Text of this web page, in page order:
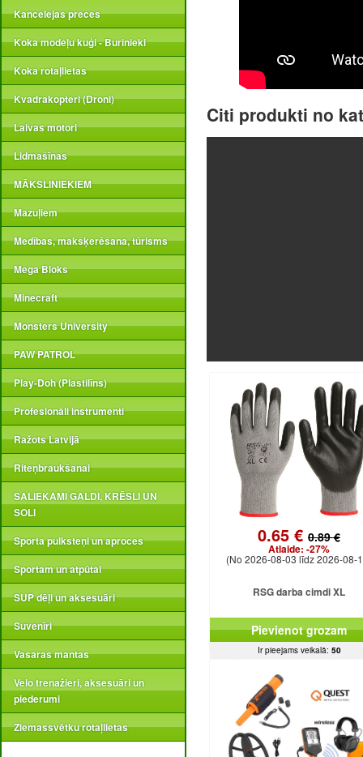
Kancelejas preces
Koka modeļu kuģi - Burinieki
Koka rotaļlietas
Kvadrakopteri (Droni)
Laivas motori
Lidmašīnas
MĀKSLINIEKIEM
Mazuļiem
Medības, makšķerēšana, tūrisms
Mega Bloks
Minecraft
Monsters University
PAW PATROL
Play-Doh (Plastilīns)
Profesionāli instrumenti
Ražots Latvijā
Riteņbraukšanai
SALIEKAMI GALDI, KRĒSLI UN
SOLI
Sporta pulksteņi un aproces
Sportam un atpūtai
SUP dēļi un aksesuāri
Suvenīri
Vasaras mantas
Velo trenažieri, aksesuāri un
piederumi
Ziemassvētku rotaļlietas
Citi produkti no
0.65 € 0.89 €
Atlaide: -27%
(No 2026-08-03 līdz 2026-08-
RSG darba cimdi XL
Pievienot grozam
Ir pieejams veikalā: 50